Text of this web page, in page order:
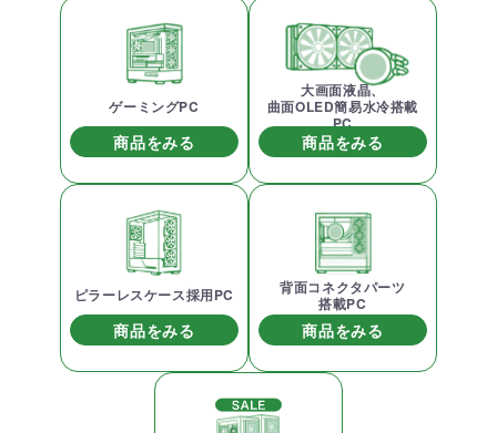
ゲーミングPC
商品をみる
大画面液晶、
曲面OLED簡易水冷搭載
PC
商品をみる
ピラーレスケース採用PC
商品をみる
背面コネクタパーツ
搭載PC
商品をみる